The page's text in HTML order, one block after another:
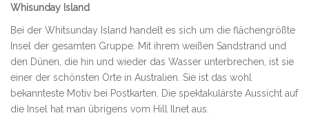
Whisunday Island
Bei der Whitsunday Island handelt es sich um die flächengrößte
Insel der gesamten Gruppe. Mit ihrem weißen Sandstrand und
den Dünen, die hin und wieder das Wasser unterbrechen, ist sie
einer der schönsten Orte in Australien. Sie ist das wohl
bekannteste Motiv bei Postkarten. Die spektakulärste Aussicht auf
die Insel hat man übrigens vom Hill Ilnet aus.